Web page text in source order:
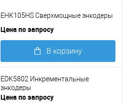
EHK105HS Сверхмощные энкодеры
Цена по запросу
В корзину
Подробнее
EDK5802 Инкрементальные
энкодеры
Цена по запросу